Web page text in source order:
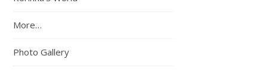
More…
Photo Gallery